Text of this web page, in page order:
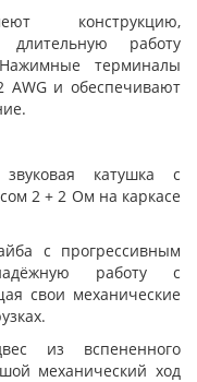
конструкцию,
работу
терминалы
и обеспечивают
катушка с
2 + 2 Ом на каркасе
с прогрессивным
работу с
свои механические
из вспененного
механический ход